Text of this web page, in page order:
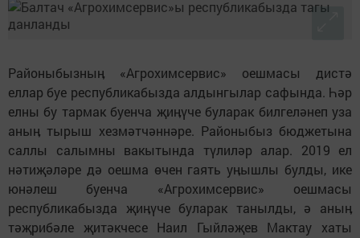
Районыбызныӊ «Агрохимсервис» оешмасы дистә
еллар буе республикабызда алдынгылар сафында. Һәр
елны бу тармак буенча җиӊүче буларак билгеләнеп уза
аныӊ тырыш хезмәтчәннәре. Районыбыз бюджетына
саллы салымны вакытында түлиләр алар. 2019 ел
нәтиҗәләре дә оешма өчен гаять уӊышлы булды, ике
юнәлеш буенча «Агрохимсервис» оешмасы
республикабызда җиӊүче буларак танылды, ә аныӊ
тәҗрибәле җитәкчесе Наил Гыйләҗев Мактау хаты